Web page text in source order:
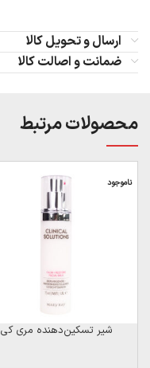
ارسال و تحویل کالا
ضمانت و اصالت کالا
محصولات مرتبط
ناموجود
شیر تسکین‌دهنده مری کی